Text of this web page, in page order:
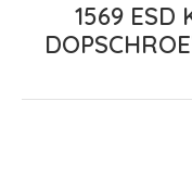
1569 ESD